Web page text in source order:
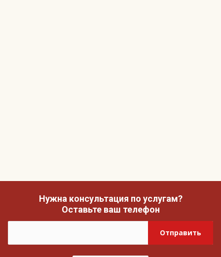
Нужна консультация по услугам?
Оставьте ваш телефон
Отправить